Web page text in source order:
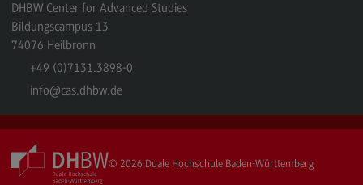
Berufsperspektiven
Kontakt
Entrepreneurship
Berufsperspektiven
DHBW Center for Advanced Studies
Bildungscampus 13
74076 Heilbronn
+49 (0)7131.3898-0
info@cas.dhbw.de
© 2026 Duale Hochschule Baden-Württemberg